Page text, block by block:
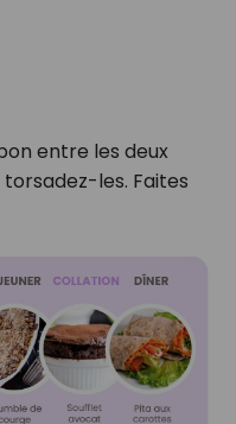
entre les deux
les. Faites